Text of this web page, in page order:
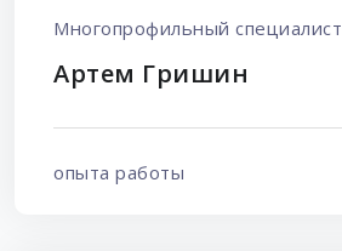
Многопрофильный специалист
Артем Гришин
опыта работы